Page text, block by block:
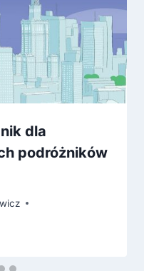
dla
podróżników